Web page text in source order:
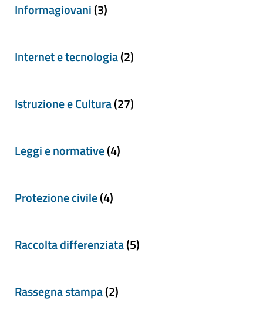
Informagiovani(3)
Internet e tecnologia(2)
Istruzione e Cultura(27)
Leggi e normative(4)
Protezione civile(4)
Raccolta differenziata(5)
Rassegna stampa(2)